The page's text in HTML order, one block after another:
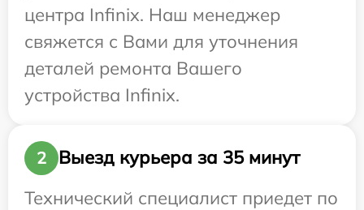
центра Infinix. Наш менеджер
свяжется с Вами для уточнения
деталей ремонта Вашего
устройства Infinix.
2
Выезд курьера за 35 минут
Технический специалист приедет по